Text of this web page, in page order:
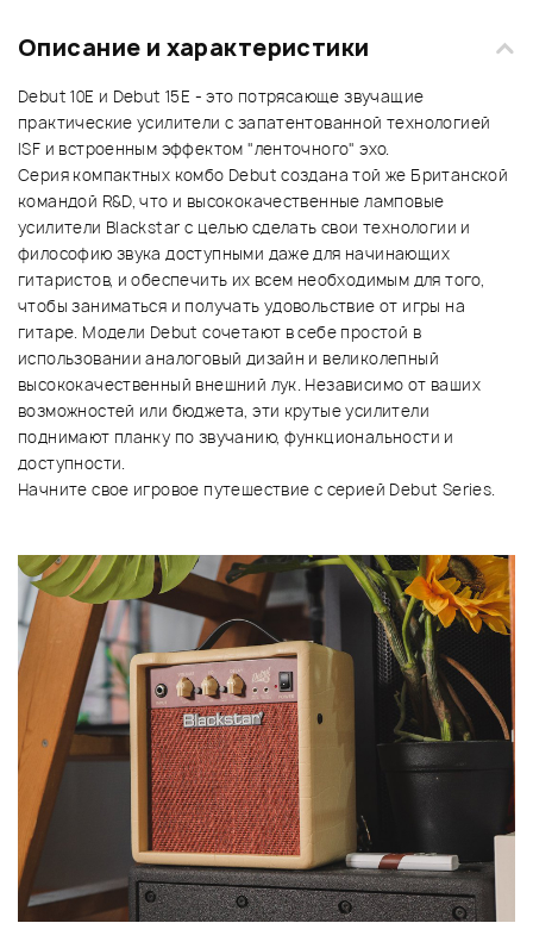
Описание и характеристики
Debut 10E и Debut 15E - это потрясающе звучащие
практические усилители с запатентованной технологией
ISF и встроенным эффектом "ленточного" эхо.
Серия компактных комбо Debut создана той же Британской
командой R&D, что и высококачественные ламповые
усилители Blackstar с целью сделать свои технологии и
философию звука доступными даже для начинающих
гитаристов, и обеспечить их всем необходимым для того,
чтобы заниматься и получать удовольствие от игры на
гитаре. Модели Debut сочетают в себе простой в
использовании аналоговый дизайн и великолепный
высококачественный внешний лук. Независимо от ваших
возможностей или бюджета, эти крутые усилители
поднимают планку по звучанию, функциональности и
доступности.
Начните свое игровое путешествие с серией Debut Series.